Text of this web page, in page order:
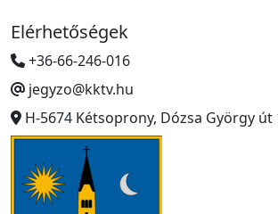
Elérhetőségek
+36-66-246-016
jegyzo@kktv.hu
H-5674 Kétsoprony, Dózsa György út